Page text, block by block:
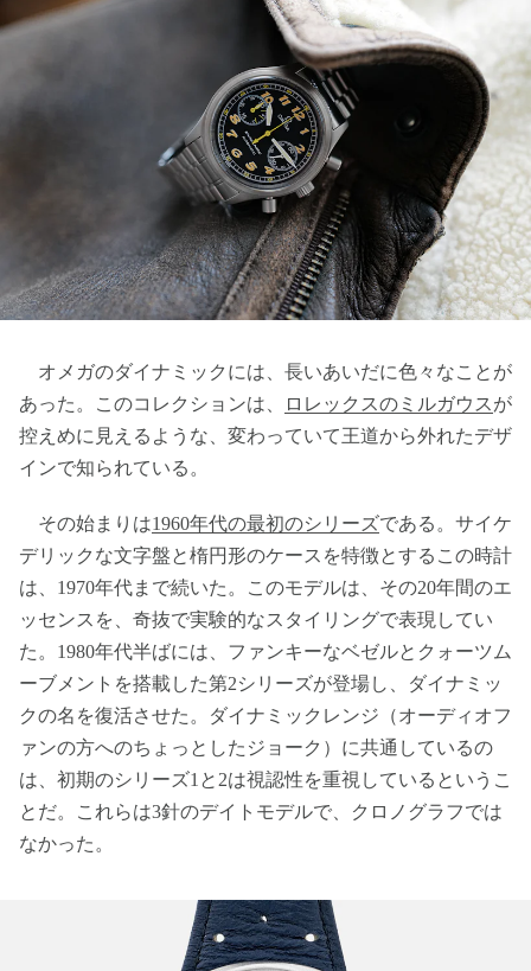
オメガのダイナミックには、長いあいだに色々なことが
あった。このコレクションは、
ロレックスのミルガウス が
控えめに見えるような、変わっていて王道から外れたデザ
インで知られている。
その始まりは1960年代の最初のシリーズである。サイケ
デリックな文字盤と楕円形のケースを特徴とするこの時計
は、1970年代まで続いた。このモデルは、その20年間のエ
ッセンスを、奇抜で実験的なスタイリングで表現してい
た。1980年代半ばには、ファンキーなベゼルとクォーツム
ーブメントを搭載した第2シリーズが登場し、ダイナミッ
クの名を復活させた。ダイナミックレンジ（オーディオフ
ァンの方へのちょっとしたジョーク）に共通しているの
は、初期のシリーズ1と2は視認性を重視しているというこ
とだ。これらは3針のデイトモデルで、クロノグラフでは
なかった。